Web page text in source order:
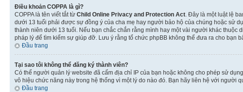
Điều khoản COPPA là gì?
COPPA là tên viết tắt từ Child Online Privacy and Protection Act . Đây là một luật lệ
dưới 13 tuổi phải được sự đồng ý của cha mẹ hay người bảo hộ của chúng hoặc sử
thành niên dưới 13 tuổi. Nếu bạn chắc chắn rằng mình hay một vài người khác
pháp lý để tìm kiếm sự giúp đỡ. Lưu ý rằng tổ chức phpBB không thể đưa ra cho bạn
Đầu trang
Tại sao tôi không thể đăng ký thành viên?
Có thể người quản lý website đã cấm địa chỉ IP của bạn hoặc không cho phép sử
vô hiệu chức năng này trong hệ thống vì một lý do nào đó. Bạn hãy liên hệ với người
Đầu trang